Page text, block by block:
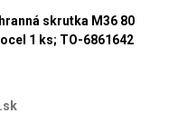
skrutka M36 80
1 ks; TO-6861642